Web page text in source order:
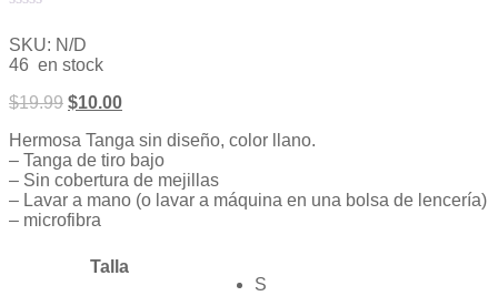
con
0
de
5
SKU: N/D
46 en stock
$19.99 $10.00
Hermosa Tanga sin diseño, color llano.
– Tanga de tiro bajo
– Sin cobertura de mejillas
– Lavar a mano (o lavar a máquina en una bolsa de lencería)
– microfibra
Talla
S